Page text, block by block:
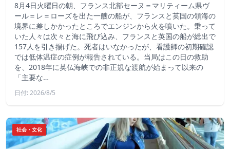
8月4日火曜日の朝、フランス北部セーヌ＝マリティーム県ヴ
ール＝レ＝ローズを出た一艘の船が、フランスと英国の領海の
境界に差しかかったところでエンジンから火を噴いた。乗って
いた人々は次々と海に飛び込み、フランスと英国の船が総出で
157人を引き揚げた。死者はいなかったが、看護師の初期確認
では低体温症の症例が報告されている。当局はこの日の救助
を、2018年に英仏海峡での非正規な渡航が始まって以来の
「主要な…
日付: 2026/8/5
社会・文化